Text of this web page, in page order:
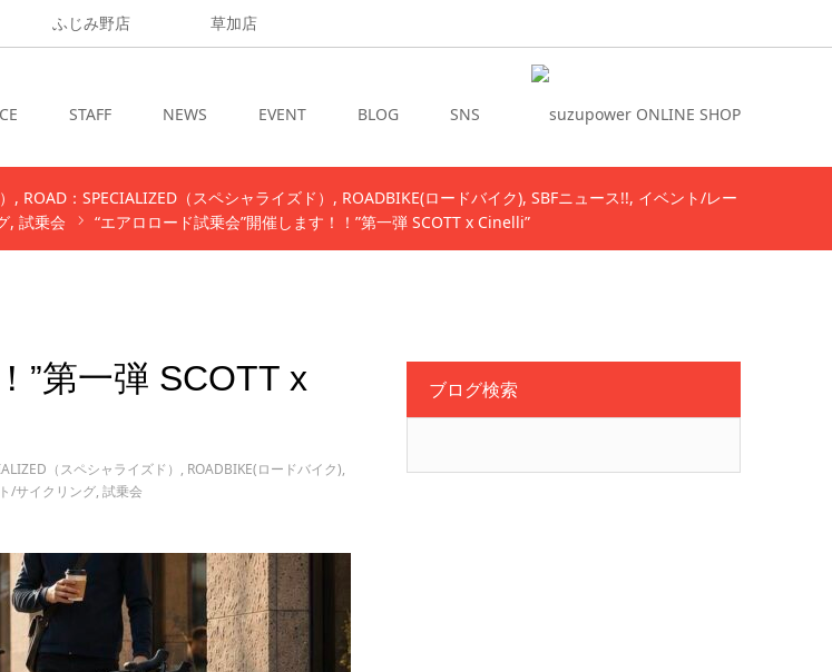
ふじみ野店 草加店
STAFF NEWS EVENT BLOG SNS
ROAD：SPECIALIZED（スペシャライズド） ROADBIKE(ロードバイク) SBFニュース!! イベント/レー
試乗会 “エアロロード試乗会”開催します！！”第一弾 SCOTT x Cinelli”
”第一弾 SCOTT x
（スペシャライズド） , ROADBIKE(ロードバイク),
/サイクリング, 試乗会
ブログ検索